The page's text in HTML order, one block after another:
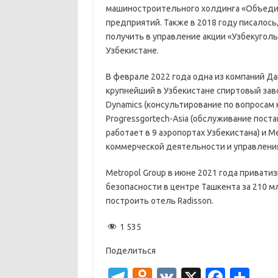
машиностроительного холдинга
предприятий. Также в 2018 году
получить в управление акции
Узбекистане.
В феврале 2022 года одна из компаний
крупнейший в Узбекистане спиртовый
Dynamics (консультирование по
Progressgortech-Asia (обслуживание
работает в 9 аэропортах Узбекистана) и
коммерческой деятельности и
Metropol Group в июне 2021 года
безопасности в центре Ташкента за 210
построить отель Radisson.
1 535
Поделиться